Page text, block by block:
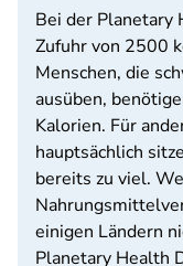
Bei der Planetary
Zufuhr von 2500
Menschen, die
ausüben,
Kalorien. Für
hauptsächlich
bereits zu viel.
einigen Ländern
Planetary Health